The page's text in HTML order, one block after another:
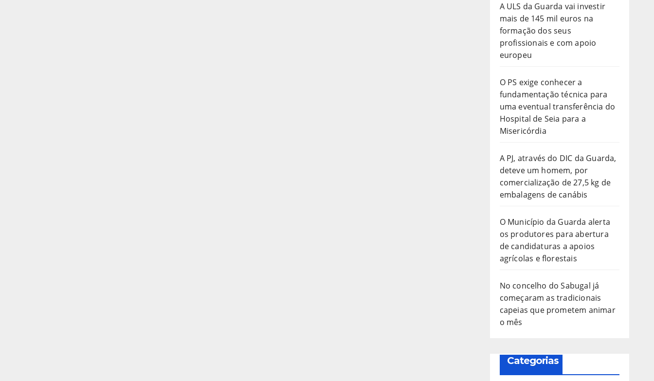
A ULS da Guarda vai investir
mais de 145 mil euros na
formação dos seus
profissionais e com apoio
europeu
O PS exige conhecer a
fundamentação técnica para
uma eventual transferência do
Hospital de Seia para a
Misericórdia
A PJ, através do DIC da Guarda,
deteve um homem, por
comercialização de 27,5 kg de
embalagens de canábis
O Município da Guarda alerta
os produtores para abertura
de candidaturas a apoios
agrícolas e florestais
No concelho do Sabugal já
começaram as tradicionais
capeias que prometem animar
o mês
Categorias